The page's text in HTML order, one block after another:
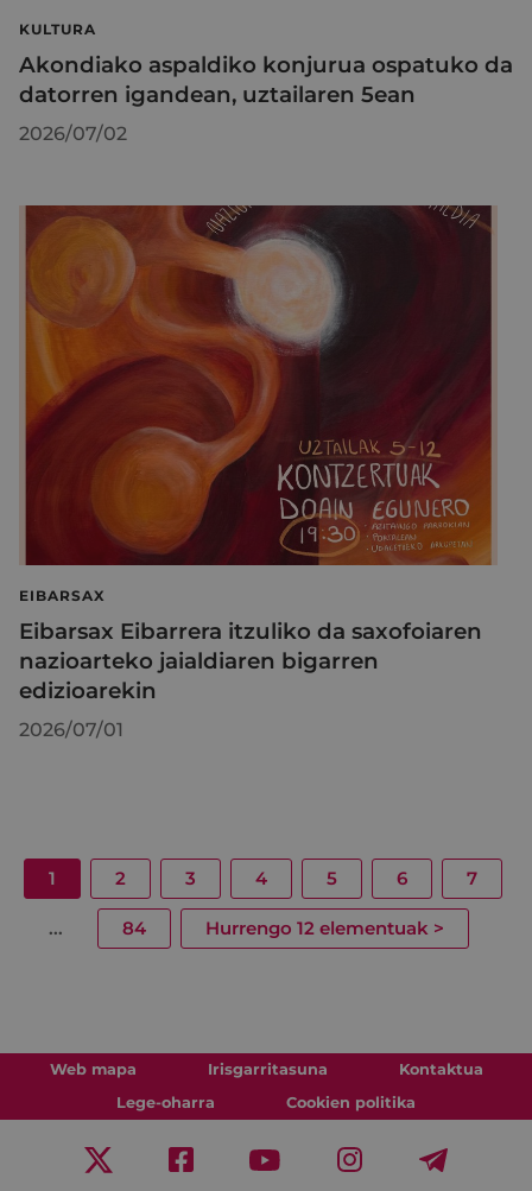
KULTURA
Akondiako aspaldiko konjurua ospatuko da
datorren igandean, uztailaren 5ean
2026/07/02
EIBARSAX
Eibarsax Eibarrera itzuliko da saxofoiaren
nazioarteko jaialdiaren bigarren
edizioarekin
2026/07/01
1 2 3 4 5 6 7
... 84 Hurrengo 12 elementuak >
Web mapa Irisgarritasuna
Kontaktua
Lege-oharra
Cookien politika